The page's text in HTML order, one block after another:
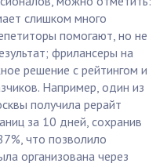
слишком много
помогают, но не
фрилансеры на
решение с рейтингом и
Например, один из
получила рерайт
за 10 дней, сохранив
что позволило
организована через